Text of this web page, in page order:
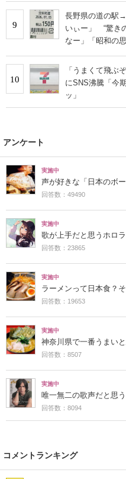
9
長野県の道の駅
いぃー」 “驚き
なー」「昭和の思
10
「うまくて飛ぶ
にSNS沸騰「今
ッ」
アンケート
実施中
声が好きな「日本のボ
回答数：49490
実施中
歌が上手だと思うホロ
回答数：23865
実施中
ラーメンって日本食？
回答数：19653
実施中
神奈川県で一番うまい
回答数：8507
実施中
唯一無二の歌声だと思
回答数：8094
コメントランキング